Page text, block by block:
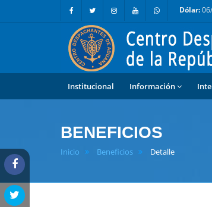
Dólar:
Institucional Información
BENEFICIOS
Inicio Beneficios Detalle